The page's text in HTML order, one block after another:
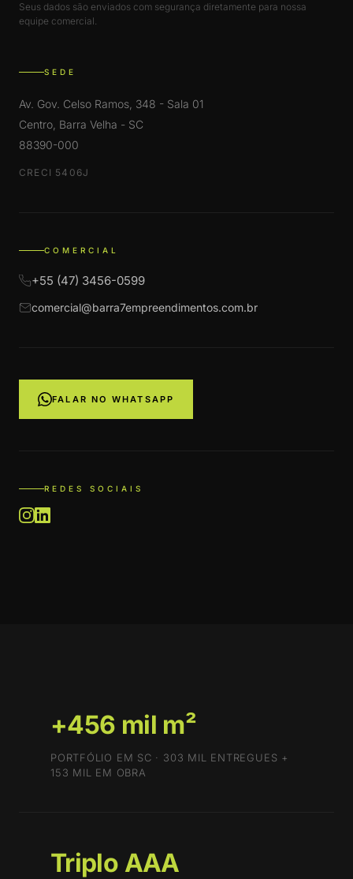
Seus dados são enviados com segurança diretamente para nossa
equipe comercial.
SEDE
Av. Gov. Celso Ramos, 348 - Sala 01
Centro, Barra Velha - SC
88390-000
CRECI 5406J
COMERCIAL
+55 (47) 3456-0599
comercial@barra7empreendimentos.com.br
FALAR NO WHATSAPP
REDES SOCIAIS
+456 mil m²
PORTFÓLIO EM SC · 303 MIL ENTREGUES +
153 MIL EM OBRA
Triplo AAA